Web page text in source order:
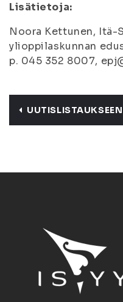
Lisätietoja:
Noora Kettunen, Itä-
ylioppilaskunnan
p. 045 352 8007,
UUTISLISTAUKSEEN